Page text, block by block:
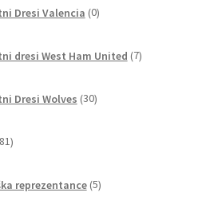
Dresi Valencia 0izdelkov
dresi West Ham United 7izdelkov
Dresi Wolves 30izdelkov
izdelkov
reprezentance 5izdelkov